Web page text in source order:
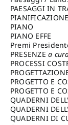
Cavalieri Patrizia
PAESAGGI IN
cura di: Corti
URBANISTICA
cura di: Costa
PIANO
PIANO EFFE
Premi
Repubblica
PRESENZEa
Sandro
PROCESSI
Ippoliti
PARTECIPATA
PROGETTO E
PROGETTO E
SOSTENIBILE
QUADERNI
centrale per il
conservazione
QUADERNI
QUADERNI DI